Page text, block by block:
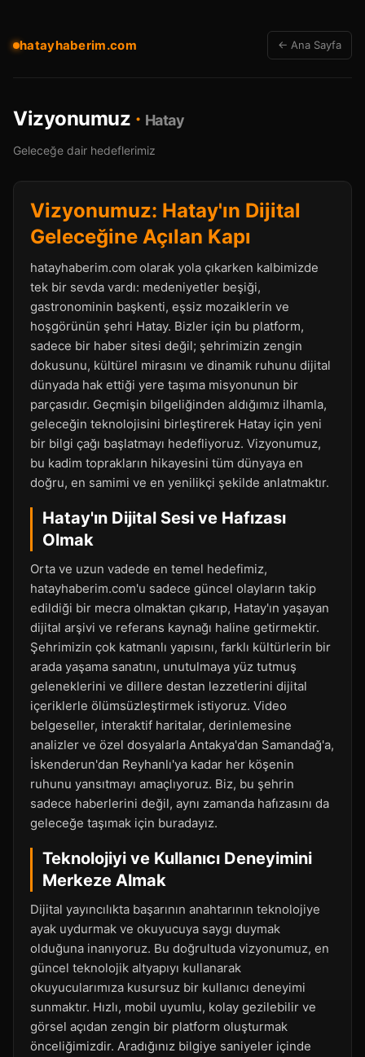
hatayhaberim.com ← Ana Sayfa
Vizyonumuz · Hatay
Geleceğe dair hedeflerimiz
Vizyonumuz: Hatay'ın Dijital
Geleceğine Açılan Kapı
hatayhaberim.com olarak yola çıkarken kalbimizde
tek bir sevda vardı: medeniyetler beşiği,
gastronominin başkenti, eşsiz mozaiklerin ve
hoşgörünün şehri Hatay. Bizler için bu platform,
sadece bir haber sitesi değil; şehrimizin zengin
dokusunu, kültürel mirasını ve dinamik ruhunu dijital
dünyada hak ettiği yere taşıma misyonunun bir
parçasıdır. Geçmişin bilgeliğinden aldığımız ilhamla,
geleceğin teknolojisini birleştirerek Hatay için yeni
bir bilgi çağı başlatmayı hedefliyoruz. Vizyonumuz,
bu kadim toprakların hikayesini tüm dünyaya en
doğru, en samimi ve en yenilikçi şekilde anlatmaktır.
Hatay'ın Dijital Sesi ve Hafızası
Olmak
Orta ve uzun vadede en temel hedefimiz,
hatayhaberim.com'u sadece güncel olayların takip
edildiği bir mecra olmaktan çıkarıp, Hatay'ın yaşayan
dijital arşivi ve referans kaynağı haline getirmektir.
Şehrimizin çok katmanlı yapısını, farklı kültürlerin bir
arada yaşama sanatını, unutulmaya yüz tutmuş
geleneklerini ve dillere destan lezzetlerini dijital
içeriklerle ölümsüzleştirmek istiyoruz. Video
belgeseller, interaktif haritalar, derinlemesine
analizler ve özel dosyalarla Antakya'dan Samandağ'a,
İskenderun'dan Reyhanlı'ya kadar her köşenin
ruhunu yansıtmayı amaçlıyoruz. Biz, bu şehrin
sadece haberlerini değil, aynı zamanda hafızasını da
geleceğe taşımak için buradayız.
Teknolojiyi ve Kullanıcı Deneyimini
Merkeze Almak
Dijital yayıncılıkta başarının anahtarının teknolojiye
ayak uydurmak ve okuyucuya saygı duymak
olduğuna inanıyoruz. Bu doğrultuda vizyonumuz, en
güncel teknolojik altyapıyı kullanarak
okuyucularımıza kusursuz bir kullanıcı deneyimi
sunmaktır. Hızlı, mobil uyumlu, kolay gezilebilir ve
görsel açıdan zengin bir platform oluşturmak
önceliğimizdir. Aradığınız bilgiye saniyeler içinde